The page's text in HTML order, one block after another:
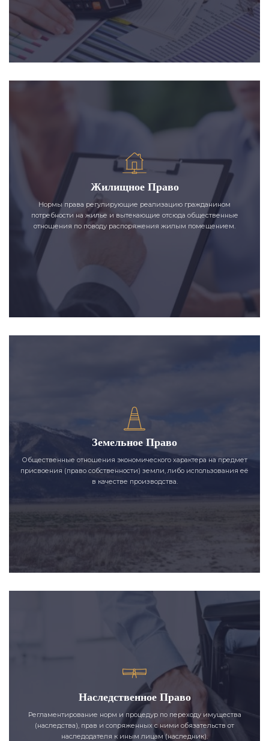
Жилищное Право
Нормы права регулирующие реализацию гражданином
потребности на жилье и вытекающие отсюда общественные
отношения по поводу распоряжения жилым помещением.
Земельное Право
Общественные отношения экономического характера на предмет
присвоения (право собственности) земли, либо использования её
в качестве производства.
Наследственное Право
Регламентирование норм и процедур по переходу имущества
(наследства), прав и сопряженных с ними обязательств от
наследодателя к иным лицам (наследник).